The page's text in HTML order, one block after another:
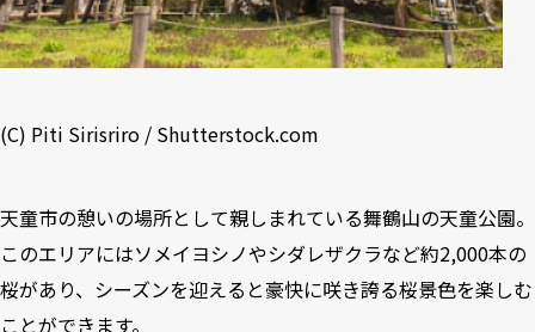
(C) Piti Sirisriro / Shutterstock.com
天童市の憩いの場所として親しまれている舞鶴山の天童公園。
このエリアにはソメイヨシノやシダレザクラなど約2,000本の
桜があり、シーズンを迎えると豪快に咲き誇る桜景色を楽しむ
ことができます。